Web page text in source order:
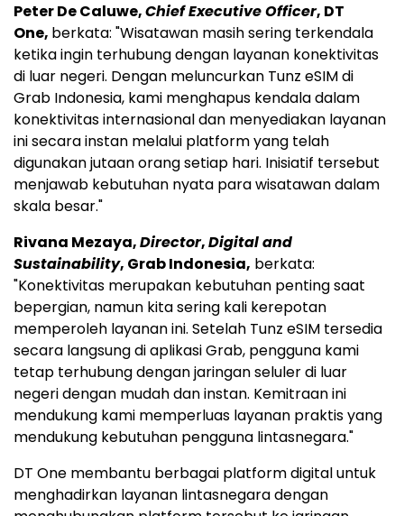
Peter De Caluwe,Chief Executive Officer, DT
One, berkata: "Wisatawan masih sering terkendala
ketika ingin terhubung dengan layanan konektivitas
di luar negeri. Dengan meluncurkan Tunz eSIM di
Grab Indonesia, kami menghapus kendala dalam
konektivitas internasional dan menyediakan layanan
ini secara instan melalui platform yang telah
digunakan jutaan orang setiap hari. Inisiatif tersebut
menjawab kebutuhan nyata para wisatawan dalam
skala besar."
Rivana Mezaya,Director,Digital and
Sustainability, Grab Indonesia, berkata:
"Konektivitas merupakan kebutuhan penting saat
bepergian, namun kita sering kali kerepotan
memperoleh layanan ini. Setelah Tunz eSIM tersedia
secara langsung di aplikasi Grab, pengguna kami
tetap terhubung dengan jaringan seluler di luar
negeri dengan mudah dan instan. Kemitraan ini
mendukung kami memperluas layanan praktis yang
mendukung kebutuhan pengguna lintasnegara."
DT One membantu berbagai platform digital untuk
menghadirkan layanan lintasnegara dengan